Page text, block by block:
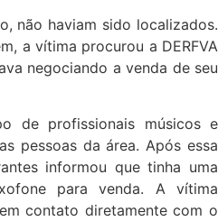
não haviam sido localizados.
a vítima procurou a DERFVA
negociando a venda de seu
de profissionais músicos e
pessoas da área. Após essa
informou que tinha uma
para venda. A vítima
contato diretamente com o